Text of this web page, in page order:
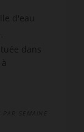
d'eau
dans
/ PAR SEMAINE